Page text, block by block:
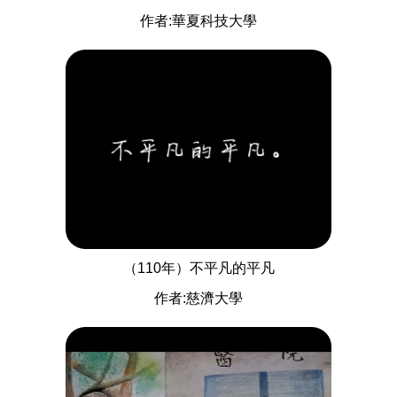
作者:華夏科技大學
（110年）不平凡的平凡
作者:慈濟大學